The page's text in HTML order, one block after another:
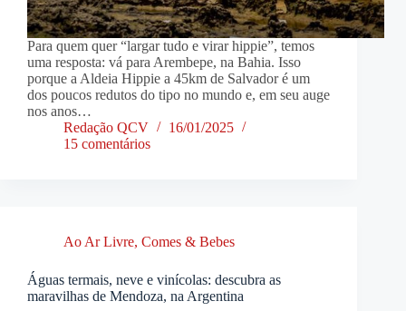
Para quem quer “largar tudo e virar hippie”, temos
uma resposta: vá para Arembepe, na Bahia. Isso
porque a Aldeia Hippie a 45km de Salvador é um
dos poucos redutos do tipo no mundo e, em seu auge
nos anos…
Redação QCV
16/01/2025
15 comentários
Ao Ar Livre, Comes & Bebes
Águas termais, neve e vinícolas: descubra as
maravilhas de Mendoza, na Argentina